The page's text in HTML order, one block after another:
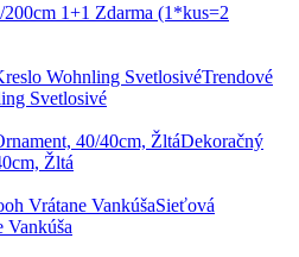
1+1 Zdarma (1*kus=2
Trendové
Svetlosivé
Dekoračný
Žltá
Sieťová
Vankúša